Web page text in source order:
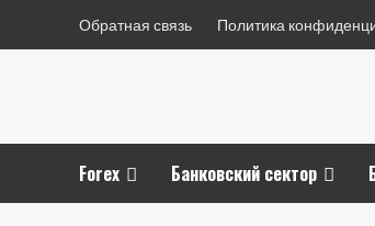
Обратная связь Политика
Forex Банковский сектор